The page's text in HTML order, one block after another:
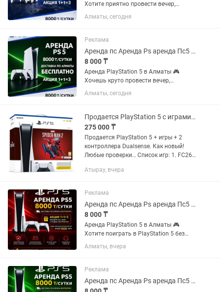
Хотите приятно провести вечер,
устроить игровой марафон или
порадовать гостей? Предлагаем
и с большим выбором игр ✨
Стоимость...
Алматы, сегодня
Реклама
Аренда пс Аренда Ps аренда Пс5 аренда ps5 аренда ps 5 аренда PlayStation
8 000 ₸
Аренда PlayStation 5 в Алматы 🎮
Хочешь круто провести вечер,
устроить игровой марафон или
порадовать друзей на мероприятии?
удобно и с большим выбором игр!...
Алматы, сегодня
Продается PlayStation 5 с играми и плюс 2 контроллера Dualsense PS5/ПС5
275 000 ₸
Продается PlayStation 5 + игры + 2
контроллера Dualsense. Как новый!
Любые проверки… Список игр: 1. FC26
7. Mortal Kombat™ 1 8. Mortal Kombat 11
Атырау, вчера
Реклама
Аренда пс Аренда Ps аренда Пс5 аренда ps5 аренда ps 5 аренда PlayStation
8 000 ₸
Аренда PlayStation 5 в Алматы 🎮
Хотите поиграть в PlayStation 5 без
покупки консоли? Предлагаем аренду
PS5 с бесплатной доставкой по
PlayStation 5 — 8 000 тг/сутки 🚗...
Алматы, вчера
Реклама
Аренда пс Аренда Ps аренда Пс5 аренда ps5 аренда ps 5 аренда PlayStation